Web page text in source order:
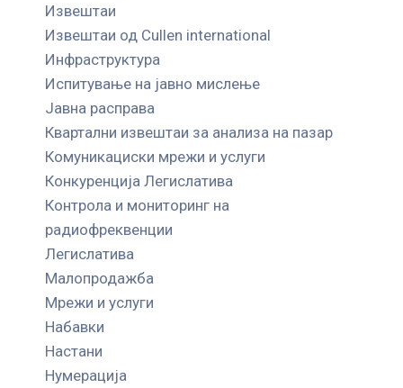
Извештаи
Извештаи од Cullen international
Инфраструктура
Испитување на јавно мислење
Јавна расправа
Квартални извештаи за анализа на пазар
Комуникациски мрежи и услуги
Конкуренција Легислатива
Контрола и мониторинг на
радиофреквенции
Легислатива
Малопродажба
Мрежи и услуги
Набавки
Настани
Нумерација